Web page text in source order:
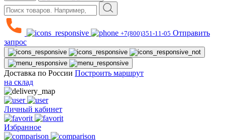
+7(800)351-11-05 Отправить
запрос
Доставка по России Построить маршрут
на склад
Личный кабинет
Избранное